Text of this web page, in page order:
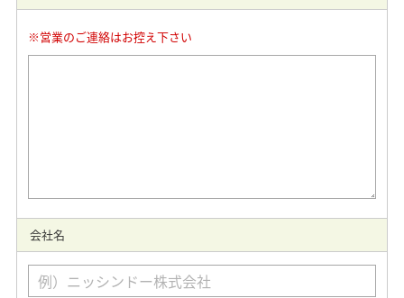
※営業のご連絡はお控え下さい
会社名